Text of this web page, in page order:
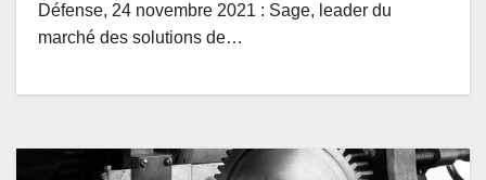
Défense, 24 novembre 2021 : Sage, leader du
marché des solutions de…